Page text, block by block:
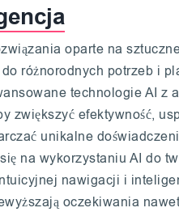
oparte na
różnorodnych potrzeb i
technologie AI z
zwiększyć efektywność,
unikalne
na wykorzystaniu AI do
nawigacji i
oczekiwania